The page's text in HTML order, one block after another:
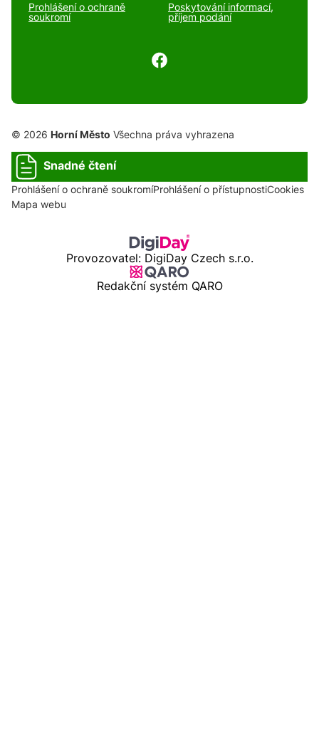
Prohlášení o ochraně
soukromí
Poskytování informací,
příjem podání
© 2026 Horní Město Všechna práva vyhrazena
Snadné čtení
Prohlášení o ochraně soukromíProhlášení o přístupnostiCookies
Mapa webu
Provozovatel: DigiDay Czech s.r.o.
Redakční systém QARO